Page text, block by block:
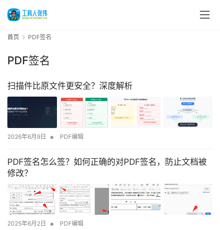
首页 PDF签名
PDF签名
扫描件比原文件更安全？深度解析
2026年6月9日 • PDF编辑
PDF签名怎么签？如何正确的对PDF签名，防止文档被
修改？
2025年6月2日 • PDF编辑